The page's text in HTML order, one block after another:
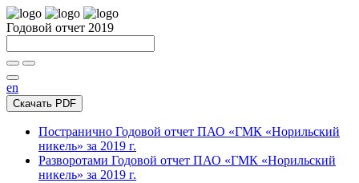
Годовой отчет 2019
en
Скачать PDF
Постранично Годовой отчет ПАО «ГМК «Норильский
никель» за 2019 г.
Разворотами Годовой отчет ПАО «ГМК «Норильский
никель» за 2019 г.